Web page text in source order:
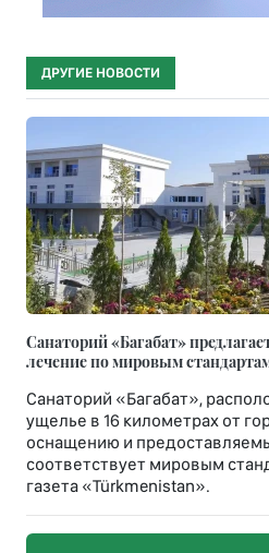
ДРУГИЕ НОВОСТИ
Санаторий «Багабат»
лечение по мировым
Санаторий «Багабат»,
ущелье в 16 километрах от
оснащению и
соответствует мировым
газета «Türkmenistan».